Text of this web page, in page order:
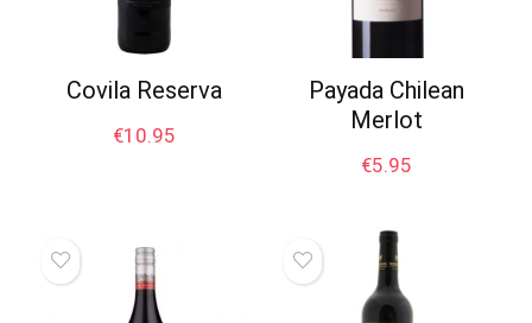
Covila Reserva
€10.95
Payada Chilean
Merlot
€5.95